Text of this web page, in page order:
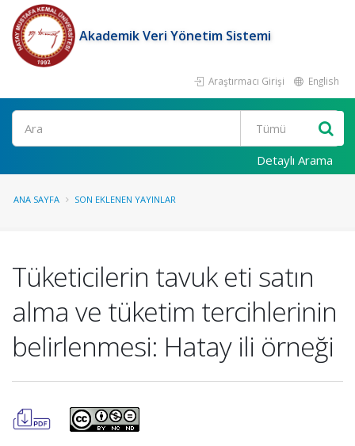
Akademik Veri Yönetim Sistemi
Araştırmacı Girişi English
Ara
Detaylı Arama
ANA SAYFA SON EKLENEN YAYINLAR
Tüketicilerin tavuk eti satın
alma ve tüketim tercihlerinin
belirlenmesi: Hatay ili örneği